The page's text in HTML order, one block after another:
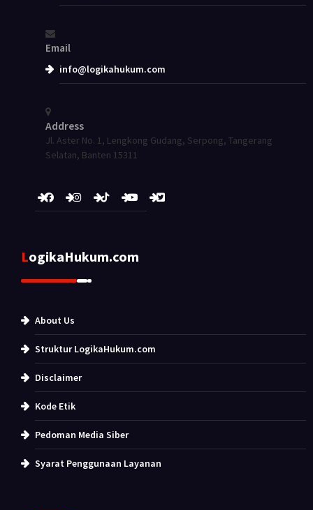
Email
info@logikahukum.com
Address
Jl. Aster No. 1, Lengkong Gudang, Serpong, Tangerang
Selatan, Banten 15311
LogikaHukum.com
About Us
Struktur LogikaHukum.com
Disclaimer
Kode Etik
Pedoman Media Siber
Syarat Penggunaan Layanan